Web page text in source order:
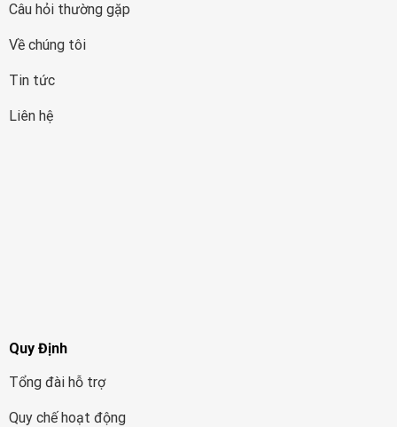
Câu hỏi thường gặp
Về chúng tôi
Tin tức
Liên hệ
Quy Định
Tổng đài hỗ trợ
Quy chế hoạt động